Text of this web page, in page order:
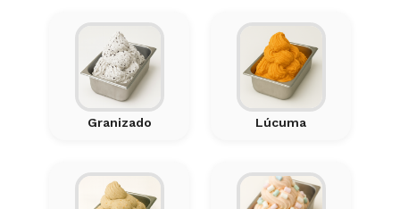
Granizado Lúcuma